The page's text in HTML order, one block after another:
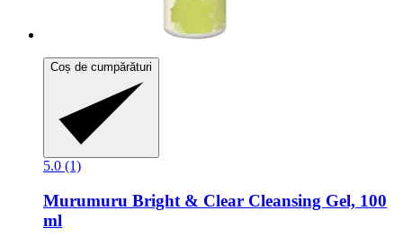
Coș de cumpărături
5.0 (1)
Murumuru Bright & Clear Cleansing Gel, 100
ml